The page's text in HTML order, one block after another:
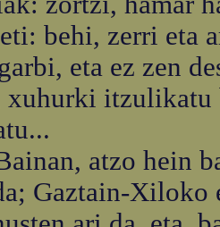
behi, zerri eta
eta ez zen
xuhurki itzulikatu
atzo hein
Gaztain-Xiloko